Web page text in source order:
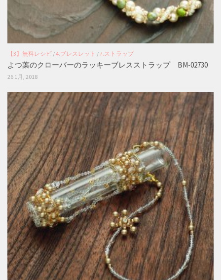
【3】無料レシピ /4.ブレスレット /7.ストラップ
よつ葉のクローバーのラッキーブレスストラップ BM-02730
26 1月, 2018